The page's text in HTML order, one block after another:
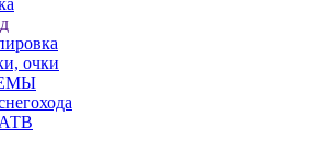
очки